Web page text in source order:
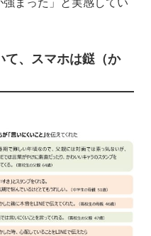
、スマホは鎹（か